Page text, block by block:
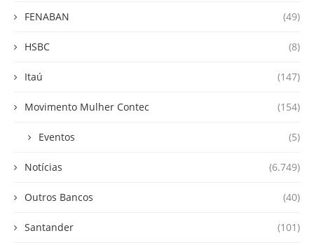
FENABAN (49)
HSBC (8)
Itaú (147)
Movimento Mulher Contec (154)
Eventos (5)
Notícias (6.749)
Outros Bancos (40)
Santander (101)